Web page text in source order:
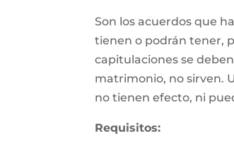
Son los acuerdos que
tienen o podrán tener,
capitulaciones se
matrimonio, no sirven.
no tienen efecto, ni
Requisitos: